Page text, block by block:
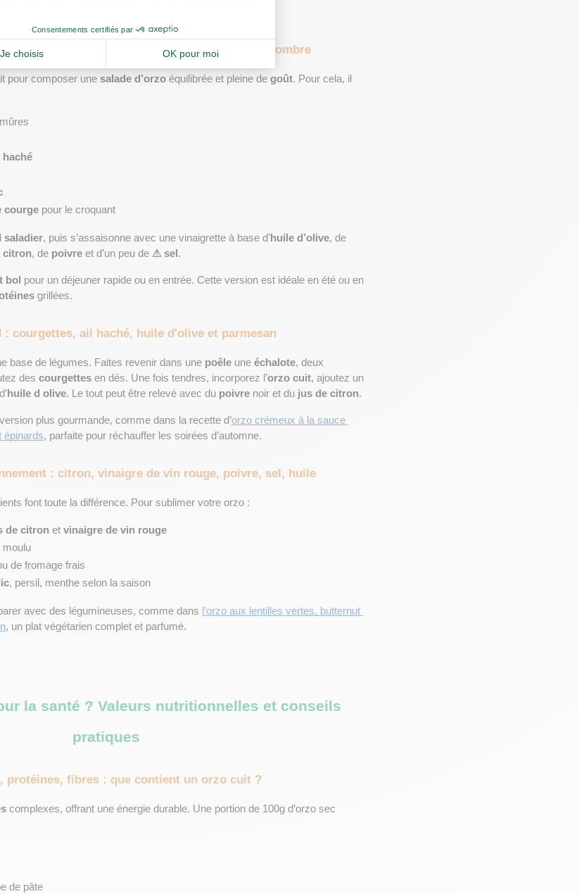
basilic, tomates cerises, olives kalamata et concombre
pour composer une salade d’orzo équilibrée et pleine de goût. Pour cela, il
haché
courge pour le croquant
saladier, puis s’assaisonne avec une vinaigrette à base d’huile d’olive
citron, de poivre et d’un peu de ⚠ sel .
bol pour un déjeuner rapide ou en entrée. Cette version est idéale en été ou en
grillées.
: courgettes, ail haché, huile d'olive et parmesan
base de légumes. Faites revenir dans une poêle une échalote
des courgettes en dés. Une fois tendres, incorporez l’orzo cuit, ajoutez un
huile d olive. Le tout peut être relevé avec du poivre noir et du jus de citron.
plus gourmande, comme dans la recette d’orzo crémeux à la sauce
épinards, parfaite pour réchauffer les soirées d’automne.
: citron, vinaigre de vin rouge, poivre, sel, huile
font toute la différence. Pour sublimer votre orzo :
de citron et vinaigre de vin rouge
moulu
de fromage frais
, persil, menthe selon la saison
avec des légumineuses, comme dans l’orzo aux lentilles vertes, butternut
, un plat végétarien complet et parfumé.
la santé ? Valeurs nutritionnelles et conseils
pratiques
protéines, fibres : que contient un orzo cuit ?
complexes, offrant une énergie durable. Une portion de 100g d’orzo sec
de pâte